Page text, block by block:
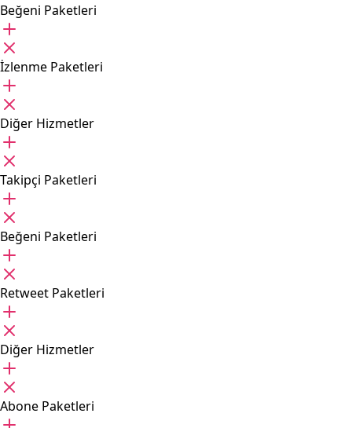
Beğeni Paketleri
İzlenme Paketleri
Diğer Hizmetler
Takipçi Paketleri
Beğeni Paketleri
Retweet Paketleri
Diğer Hizmetler
Abone Paketleri